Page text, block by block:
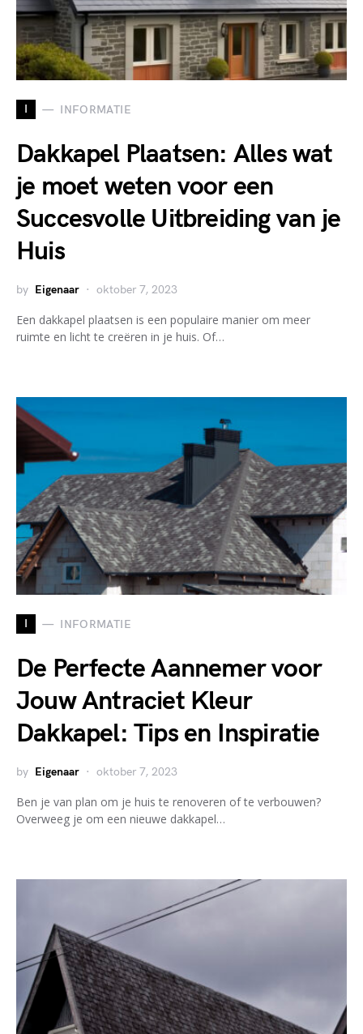
I INFORMATIE
Dakkapel Plaatsen: Alles wat
je moet weten voor een
Succesvolle Uitbreiding van je
Huis
by Eigenaar oktober 7, 2023
Een dakkapel plaatsen is een populaire manier om meer
ruimte en licht te creëren in je huis. Of…
I INFORMATIE
De Perfecte Aannemer voor
Jouw Antraciet Kleur
Dakkapel: Tips en Inspiratie
by Eigenaar oktober 7, 2023
Ben je van plan om je huis te renoveren of te verbouwen?
Overweeg je om een nieuwe dakkapel…